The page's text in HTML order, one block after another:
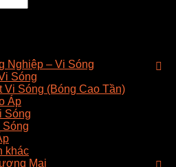
Nghiệp – Vi Sóng
Sóng
Vi Sóng (Bóng Cao Tần)
Áp
Sóng
Sóng
khác
Mại